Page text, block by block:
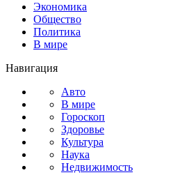
Экономика
Общество
Политика
В мире
Навигация
Авто
В мире
Гороскоп
Здоровье
Культура
Наука
Недвижимость